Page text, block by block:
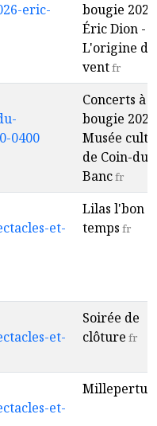
eric-
bougie
Éric Dion -
L'origine du
ventfr
0400
Concerts à
bougie
Musée
de Coin-du-
Bancfr
et-
Lilas l'bon
temps fr
et-
Soirée de
clôture fr
et-
Millepertuis